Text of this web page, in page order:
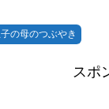
の母のつぶやき
スポ